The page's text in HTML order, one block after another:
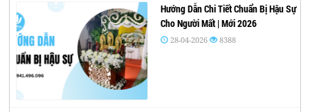
Hướng Dẫn Chi Tiết Chuẩn Bị Hậu Sự
Cho Người Mất | Mới 2026
28-04-2026 8388